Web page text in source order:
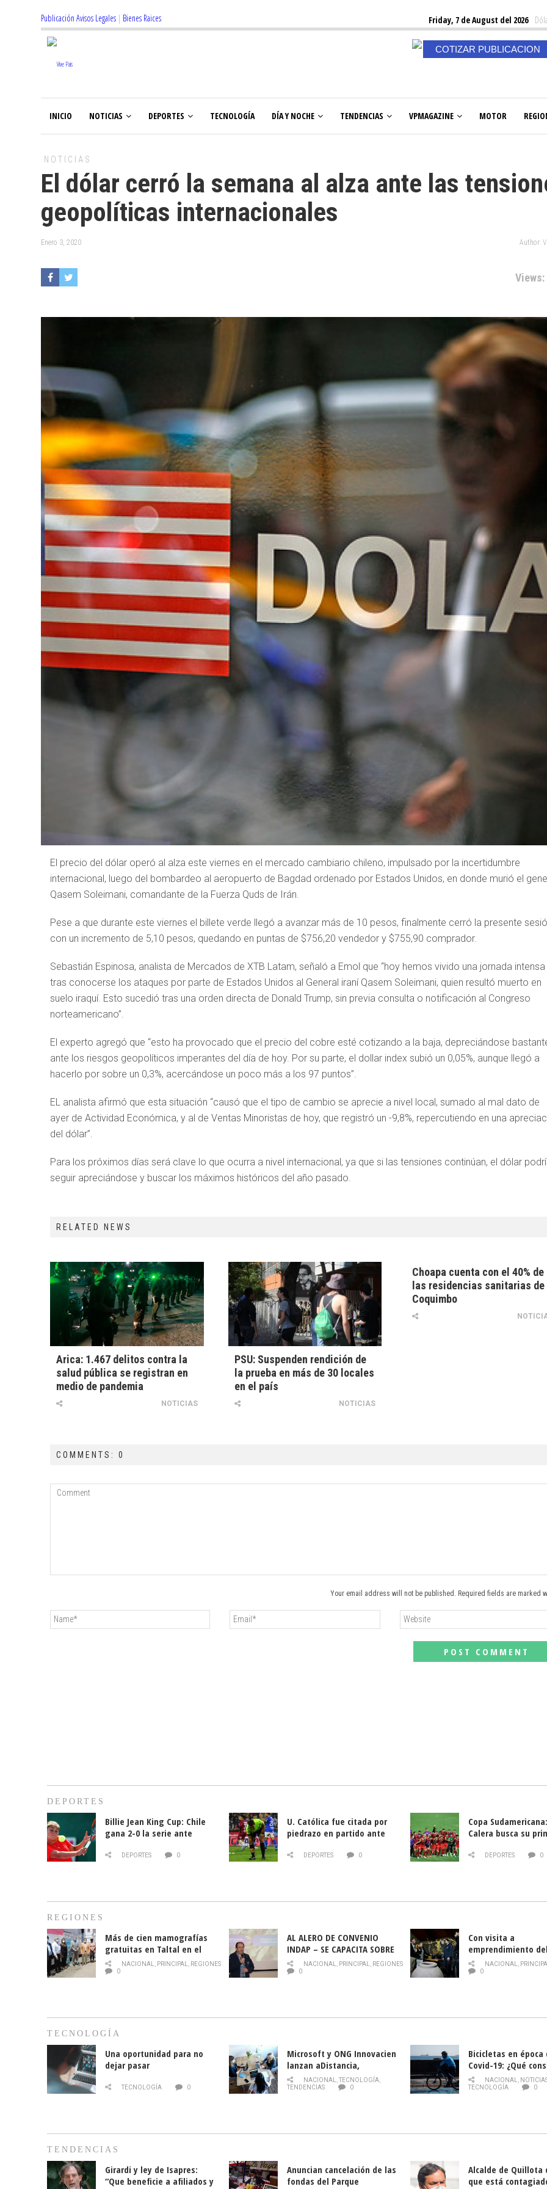
Publicación Avisos Legales | Bienes Raices Friday, 7 de August del 2026
COTIZAR PUBLICACION
INICIO NOTICIAS DEPORTES TECNOLOGÍA DÍA Y NOCHE TENDENCIAS VPMAGAZINE MOTOR
NOTICIAS
El dólar cerró la semana al alza ante las
geopolíticas internacionales
Enero 3, 2020 Author:
Views:
El precio del dólar operó al alza este viernes en el mercado cambiario chileno, impulsado por la incertidumbre
internacional, luego del bombardeo al aeropuerto de Bagdad ordenado por Estados Unidos, en donde murió el
Qasem Soleimani, comandante de la Fuerza Quds de Irán.
Pese a que durante este viernes el billete verde llegó a avanzar más de 10 pesos, finalmente cerró la presente
con un incremento de 5,10 pesos, quedando en puntas de $756,20 vendedor y $755,90 comprador.
Sebastián Espinosa, analista de Mercados de XTB Latam, señaló a Emol que “hoy hemos vivido una jornada intensa
tras conocerse los ataques por parte de Estados Unidos al General iraní Qasem Soleimani, quien resultó muerto en
suelo iraquí. Esto sucedió tras una orden directa de Donald Trump, sin previa consulta o notificación al Congreso
norteamericano”.
El experto agregó que “esto ha provocado que el precio del cobre esté cotizando a la baja, depreciándose
ante los riesgos geopolíticos imperantes del día de hoy. Por su parte, el dollar index subió un 0,05%, aunque llegó a
hacerlo por sobre un 0,3%, acercándose un poco más a los 97 puntos”.
EL analista afirmó que esta situación “causó que el tipo de cambio se aprecie a nivel local, sumado al mal dato de
ayer de Actividad Económica, y al de Ventas Minoristas de hoy, que registró un -9,8%, repercutiendo en una
del dólar”.
Para los próximos días será clave lo que ocurra a nivel internacional, ya que si las tensiones continúan, el dólar
seguir apreciándose y buscar los máximos históricos del año pasado.
RELATED NEWS
Arica: 1.467 delitos contra la
salud pública se registran en
medio de pandemia
NOTICIAS
PSU: Suspenden rendición de
la prueba en más de 30 locales
en el país
NOTICIAS
Choapa cuenta con el 40% de
las residencias sanitarias de
Coquimbo
COMMENTS: 0
Your email address will not be published. Required fields are marked
DEPORTES
Billie Jean King Cup: Chile
gana 2-0 la serie ante
DEPORTES 0
U. Católica fue citada por
piedrazo en partido ante
DEPORTES 0
Copa
Calera busca su
DEPORTES 0
REGIONES
Más de cien mamografías
gratuitas en Taltal en el
mes de la prevención del
cáncer de mama
NACIONAL, PRINCIPAL, REGIONES
0
AL ALERO DE CONVENIO
INDAP – SE CAPACITA SOBRE
PLAGA DROSOPHILA SUZUKII
NACIONAL, PRINCIPAL, REGIONES
0
Con visita a
emprendimiento
y llamado al
historia campesina
NACIONAL,
0
TECNOLOGÍA
Una oportunidad para no
dejar pasar
TECNOLOGÍA 0
Microsoft y ONG Innovacien
lanzan aDistancia,
plataforma con cursos
gratuitos online sobre
NACIONAL,TECNOLOGÍA,
TENDENCIAS
0
Bicicletas en época
Covid-19: ¿Qué
momento de
NACIONAL,
TECNOLOGÍA
0
TENDENCIAS
Girardi y ley de Isapres:
“Que beneficie a afiliados y
Anuncian cancelación de las
fondas del Parque
Alcalde de Quillota
que está